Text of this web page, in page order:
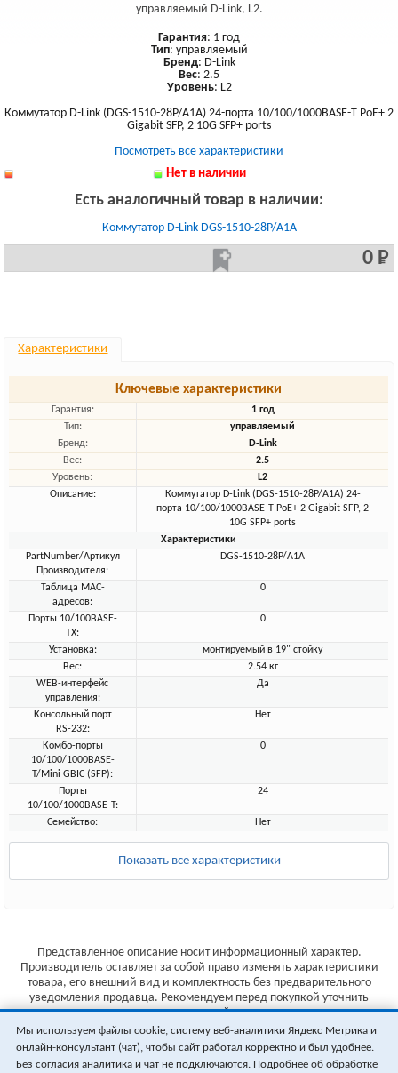
управляемый D-Link, L2.
Гарантия: 1 год
Тип: управляемый
Бренд: D-Link
Вес: 2.5
Уровень: L2
Коммутатор D-Link (DGS-1510-28P/A1A) 24-порта 10/100/1000BASE-T PoE+ 2
Gigabit SFP, 2 10G SFP+ ports
Посмотреть все характеристики
Нет в наличии
Есть аналогичный товар в наличии:
Коммутатор D-Link DGS-1510-28P/A1A
0 Р
Характеристики
Ключевые характеристики
Гарантия:
1 год
Тип:
управляемый
Бренд:
D-Link
Вес:
2.5
Уровень:
L2
Описание:
Коммутатор D-Link (DGS-1510-28P/A1A) 24-
порта 10/100/1000BASE-T PoE+ 2 Gigabit SFP, 2
10G SFP+ ports
Характеристики
PartNumber/Артикул
Производителя:
DGS-1510-28P/A1A
Таблица MAC-
адресов:
0
Порты 10/100BASE-
TX:
0
Установка:
монтируемый в 19" стойку
Вес:
2.54 кг
WEB-интерфейс
управления:
Да
Консольный порт
RS-232:
Нет
Комбо-порты
10/100/1000BASE-
T/Mini GBIC (SFP):
0
Порты
10/100/1000BASE-T:
24
Семейство: Нет
Показать все характеристики
Представленное описание носит информационный характер.
Производитель оставляет за собой право изменять характеристики
товара, его внешний вид и комплектность без предварительного
уведомления продавца. Рекомендуем перед покупкой уточнить
характеристики товара на сайте производителя.
Указанные цены не являются публичной офертой (ст.435 ГК РФ).
Стоимость и наличие товара уточняйте у менеджера.
Мы используем файлы cookie, систему веб-аналитики Яндекс Метрика и
онлайн-консультант (чат), чтобы сайт работал корректно и был удобнее.
Без согласия аналитика и чат не подключаются. Подробнее об обработке